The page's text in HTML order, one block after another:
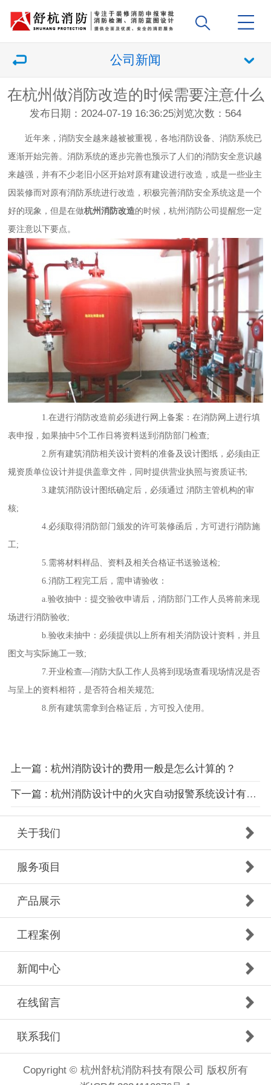
公司新闻
在杭州做消防改造的时候需要注意什么
发布日期：2024-07-19 16:36:25浏览次数： 564
近年来，消防安全越来越被被重视，各地消防设备、消防系统已
逐渐开始完善。消防系统的逐步完善也预示了人们的消防安全意识越
来越强，并有不少老旧小区开始对原有建设进行改造，或是一些业主
因装修而对原有消防系统进行改造，积极完善消防安全系统这是一个
好的现象，但是在做杭州消防改造的时候，杭州消防公司提醒您一定
要注意以下要点。
1.在进行消防改造前必须进行网上备案：在消防网上进行填
表申报，如果抽中5个工作日将资料送到消防部门检查;
2.所有建筑消防相关设计资料的准备及设计图纸，必须由正
规资质单位设计并提供盖章文件，同时提供营业执照与资质证书;
3.建筑消防设计图纸确定后，必须通过 消防主管机构的审
核;
4.必须取得消防部门颁发的许可装修函后，方可进行消防施
工;
5.需将材料样品、资料及相关合格证书送验送检;
6.消防工程完工后，需申请验收：
a.验收抽中：提交验收申请后，消防部门工作人员将前来现
场进行消防验收;
b.验收未抽中：必须提供以上所有相关消防设计资料，并且
图文与实际施工一致;
7.开业检查—消防大队工作人员将到现场查看现场情况是否
与呈上的资料相符，是否符合相关规范;
8.所有建筑需拿到合格证后，方可投入使用。
上一篇 : 杭州消防设计的费用一般是怎么计算的？
下一篇 : 杭州消防设计中的火灾自动报警系统设计有哪些要求
关于我们
服务项目
产品展示
工程案例
新闻中心
在线留言
联系我们
Copyright © 杭州舒杭消防科技有限公司 版权所有